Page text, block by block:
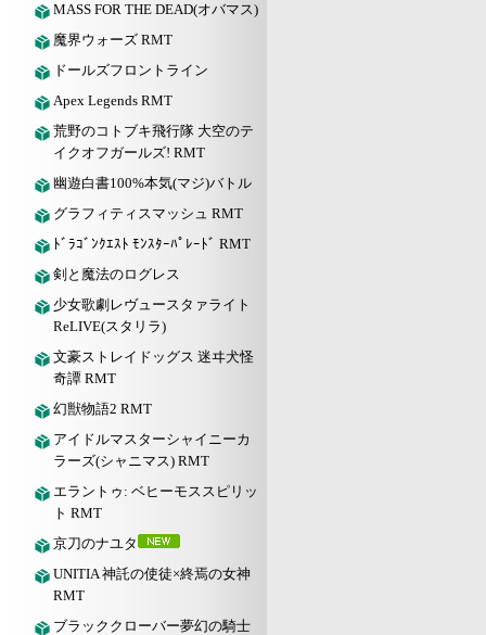
MASS FOR THE DEAD(オバマス)
魔界ウォーズ RMT
ドールズフロントライン
Apex Legends RMT
荒野のコトブキ飛行隊 大空のテ
イクオフガールズ! RMT
幽遊白書100%本気(マジ)バトル
グラフィティスマッシュ RMT
ﾄﾞﾗｺﾞﾝｸｴｽﾄ ﾓﾝｽﾀｰﾊﾟﾚｰﾄﾞ RMT
剣と魔法のログレス
少女歌劇レヴュースタァライト
ReLIVE(スタリラ)
文豪ストレイドッグス 迷ヰ犬怪
奇譚 RMT
幻獣物語2 RMT
アイドルマスターシャイニーカ
ラーズ(シャニマス) RMT
エラントゥ: ベヒーモススピリッ
ト RMT
京刀のナユタ
UNITIA 神託の使徒×終焉の女神
RMT
ブラッククローバー夢幻の騎士